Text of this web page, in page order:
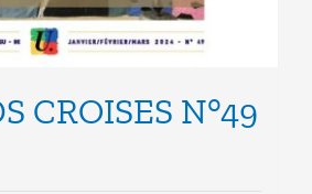
CROISES N°49